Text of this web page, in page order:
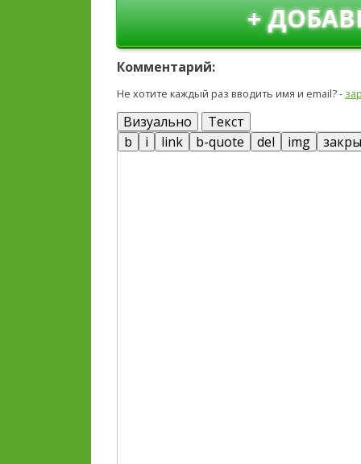
+
Комментарий:
Не хотите каждый раз вводить имя и email? -
Визуально Текст